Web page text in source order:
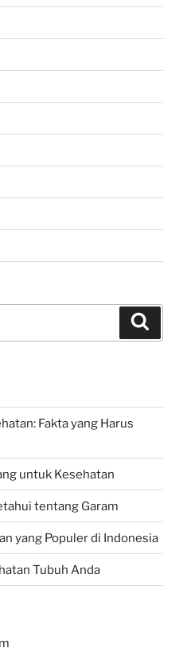
Fakta yang Harus
untuk Kesehatan
tentang Garam
yang Populer di Indonesia
Tubuh Anda